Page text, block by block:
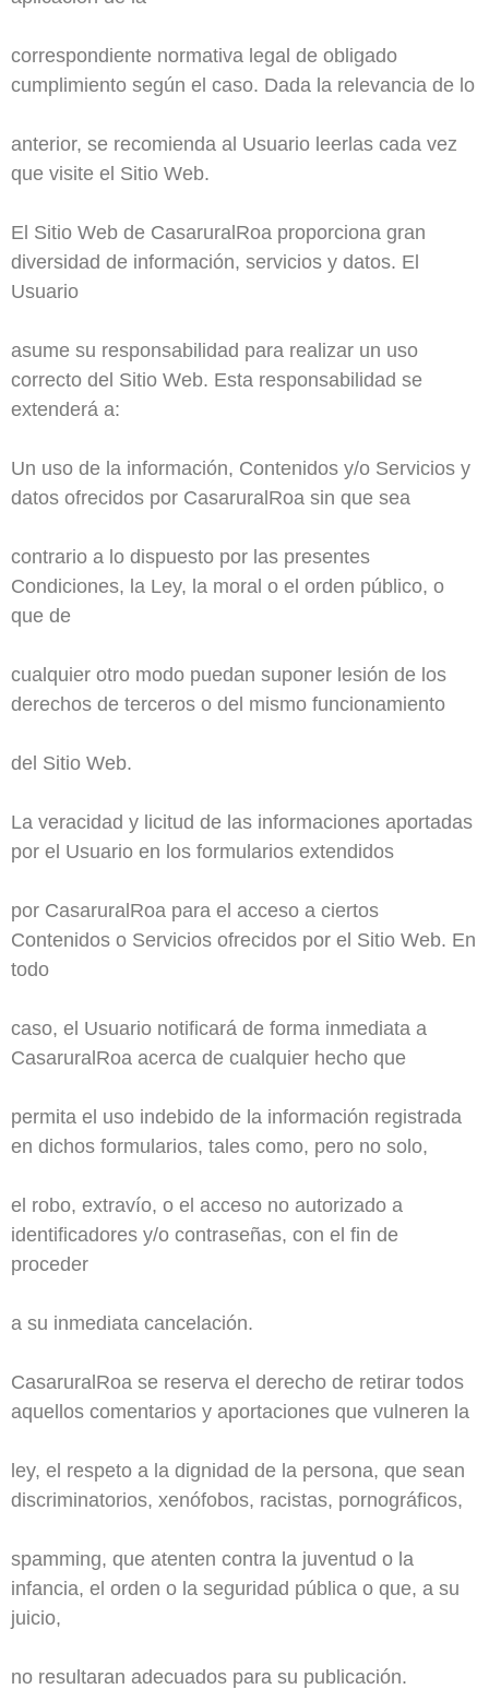
correspondiente normativa legal de obligado
cumplimiento según el caso. Dada la relevancia de lo
anterior, se recomienda al Usuario leerlas cada vez
que visite el Sitio Web.
El Sitio Web de CasaruralRoa proporciona gran
diversidad de información, servicios y datos. El
Usuario
asume su responsabilidad para realizar un uso
correcto del Sitio Web. Esta responsabilidad se
extenderá a:
Un uso de la información, Contenidos y/o Servicios y
datos ofrecidos por CasaruralRoa sin que sea
contrario a lo dispuesto por las presentes
Condiciones, la Ley, la moral o el orden público, o
que de
cualquier otro modo puedan suponer lesión de los
derechos de terceros o del mismo funcionamiento
del Sitio Web.
La veracidad y licitud de las informaciones aportadas
por el Usuario en los formularios extendidos
por CasaruralRoa para el acceso a ciertos
Contenidos o Servicios ofrecidos por el Sitio Web. En
todo
caso, el Usuario notificará de forma inmediata a
CasaruralRoa acerca de cualquier hecho que
permita el uso indebido de la información registrada
en dichos formularios, tales como, pero no solo,
el robo, extravío, o el acceso no autorizado a
identificadores y/o contraseñas, con el fin de
proceder
a su inmediata cancelación.
CasaruralRoa se reserva el derecho de retirar todos
aquellos comentarios y aportaciones que vulneren la
ley, el respeto a la dignidad de la persona, que sean
discriminatorios, xenófobos, racistas, pornográficos,
spamming, que atenten contra la juventud o la
infancia, el orden o la seguridad pública o que, a su
juicio,
no resultaran adecuados para su publicación.